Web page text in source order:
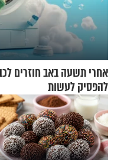
להפסיק לעשות